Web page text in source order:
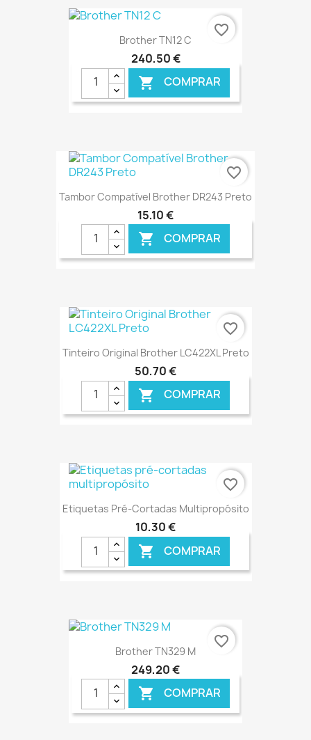
€ ONLINE
Brother TN12 C
240,50 €
 COMPRAR
€ ONLINE
favorite_border
Tambor Compatível Brother DR243 Preto
15,10 €
 COMPRAR
favorite_border
Tinteiro Original Brother LC422XL Preto
50,70 €
 COMPRAR
favorite_border
Etiquetas Pré-Cortadas Multipropósito
10,30 €
 COMPRAR
favorite_border
Brother TN329 M
249,20 €
 COMPRAR
favorite_border